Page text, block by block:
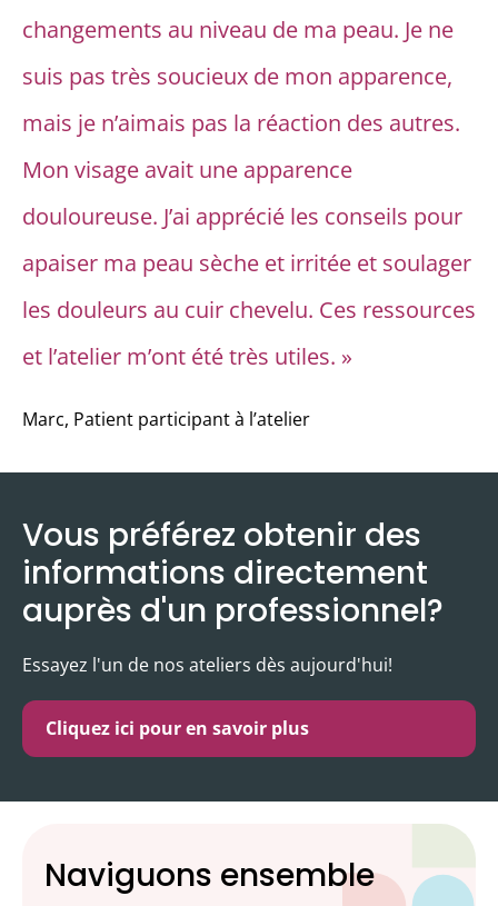
changements au niveau de ma peau. Je ne
suis pas très soucieux de mon apparence,
mais je n’aimais pas la réaction des autres.
Mon visage avait une apparence
douloureuse. J’ai apprécié les conseils pour
apaiser ma peau sèche et irritée et soulager
les douleurs au cuir chevelu. Ces ressources
et l’atelier m’ont été très utiles. »
Marc, Patient participant à l’atelier
Vous préférez obtenir des
informations directement
auprès d'un professionnel?
Essayez l'un de nos ateliers dès aujourd'hui!
Cliquez ici pour en savoir plus
Naviguons ensemble